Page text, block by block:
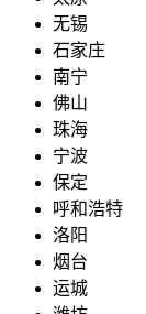
无锡
石家庄
南宁
佛山
珠海
宁波
保定
呼和浩特
洛阳
烟台
运城